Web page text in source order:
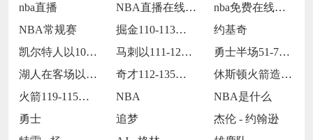
nba直播 NBA直播在线观看
nba免费在线高清直播
NBA常规赛
掘金110-113不敌马刺
约基奇
凯尔特人以109-86战胜火箭
马刺以111-122不敌掘金
勇士半场51-75落后国王24分
湖人在客场以115-119惜败火箭
奇才112-135不敌火箭
休斯顿火箭造访客场以119-115险胜孟
火箭119-115战胜灰熊
NBA
NBA是什么
勇士
追梦
杰伦 - 约翰逊